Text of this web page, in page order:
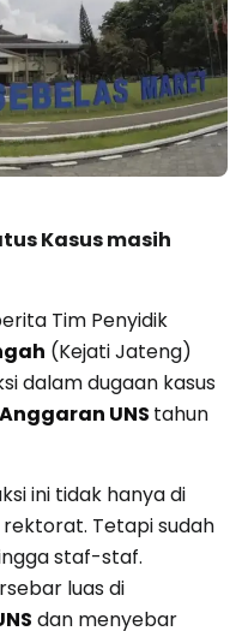
Kasus masih
Tim Penyidik
(Kejati Jateng)
dalam dugaan kasus
UNS tahun
ini tidak hanya di
Tetapi sudah
staf-staf.
luas di
dan menyebar